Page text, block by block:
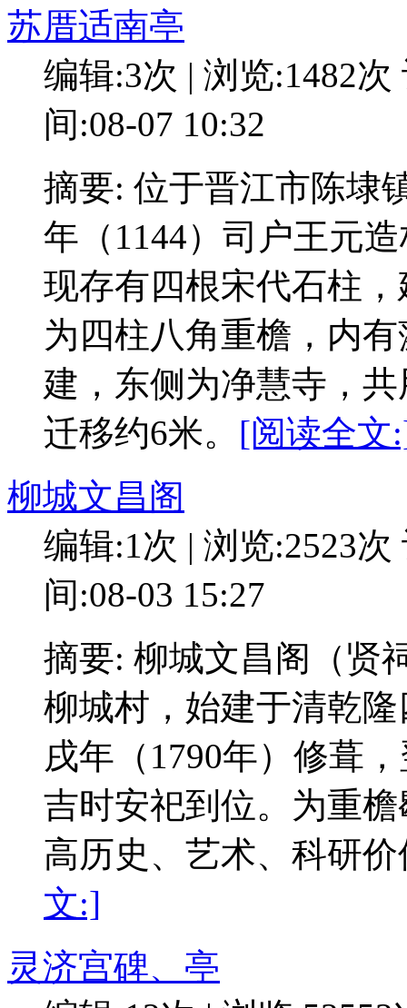
苏厝适南亭
编辑:3次 | 浏览:1482次
间:08-07 10:32
摘要: 位于晋江市陈埭
年（1144）司户王元
现存有四根宋代石柱
为四柱八角重檐，内
建，东侧为净慧寺，
迁移约6米。 [阅读全文
柳城文昌阁
编辑:1次 | 浏览:2523次
间:08-03 15:27
摘要: 柳城文昌阁（贤
柳城村，始建于清乾
戌年（1790年）修葺
吉时安祀到位。为重
高历史、艺术、科研
文:]
灵济宫碑、亭